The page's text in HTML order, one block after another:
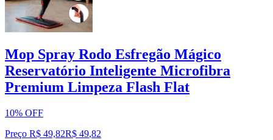
Mop Spray Rodo Esfregão Mágico
Reservatório Inteligente Microfibra
Premium Limpeza Flash Flat
10% OFF
Preço R$ 49,82R$ 49,82